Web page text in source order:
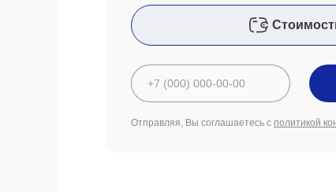
Отправляя, Вы соглашаетесь с политикой